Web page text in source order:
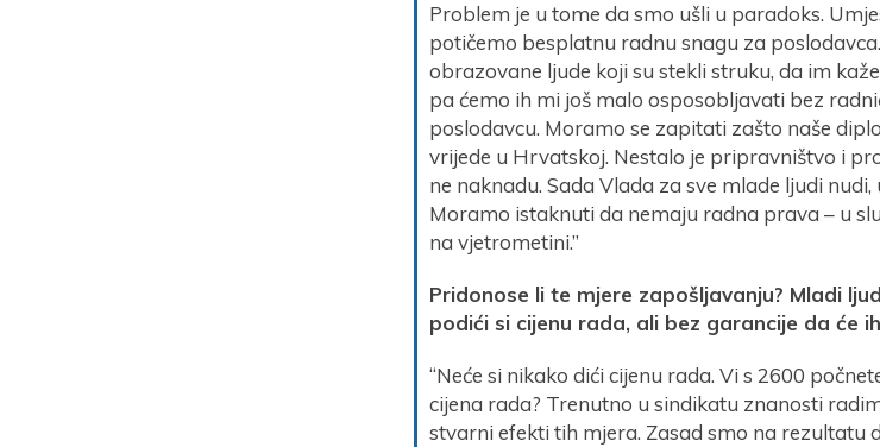
Problem je u tome da smo ušli u paradoks.
potičemo besplatnu radnu snagu za
obrazovane ljude koji su stekli struku, da im
pa ćemo ih mi još malo osposobljavati bez
poslodavcu. Moramo se zapitati zašto naše
vrijede u Hrvatskoj. Nestalo je pripravništvo i
ne naknadu. Sada Vlada za sve mlade ljudi
Moramo istaknuti da nemaju radna prava – u
na vjetrometini.”
Pridonose li te mjere zapošljavanju? Mladi
podići si cijenu rada, ali bez garancije da će
“Neće si nikako dići cijenu rada. Vi s 2600
cijena rada? Trenutno u sindikatu znanosti
stvarni efekti tih mjera. Zasad smo na rezultatu